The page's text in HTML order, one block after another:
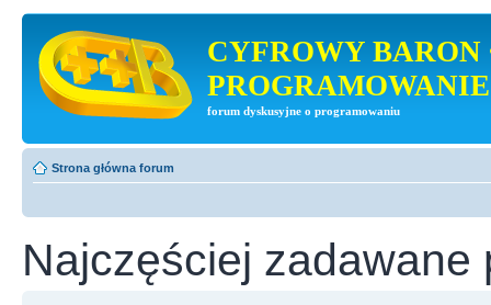
CYFROWY BARON
PROGRAMOWANIE
forum dyskusyjne o programowaniu
Strona główna forum
Najczęściej zadawane